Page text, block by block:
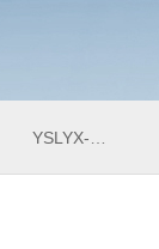
YSLYX-010防水试验设备